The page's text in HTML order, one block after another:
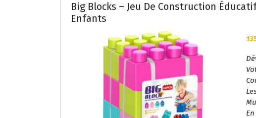
Big Blocks – Jeu De Construction
Enfants